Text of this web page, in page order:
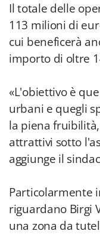
Il totale delle
113 milioni di
cui beneficerà
importo di oltre
«L'obiettivo è
urbani e quegli
la piena
attrattivi sotto
aggiunge il
Particolarmente
riguardano Birgi
una zona da